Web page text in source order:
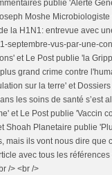
publie 'Alerte
Moshe
la H1N1: entrevue avec
septembre-vus-par-une-
et Le Post publie 'la
grand crime contre
sur la terre' et
les soins de santé s’est
et Le Post publie 'Vaccin
Shoah Planetaire publie
mais ils vont nous dire que
avec tous les
/> <br />